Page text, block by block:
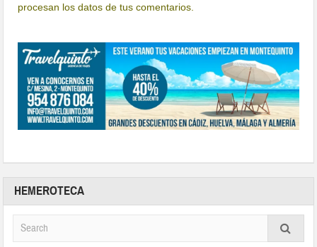
procesan los datos de tus comentarios.
HEMEROTECA